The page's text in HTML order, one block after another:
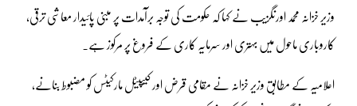
وزیر خزانہ محمد اورنگزیب نے کہا کہ حکومت کی توجہ برآمدات پر مبنی پائیدار معاشی ترقی،
کاروباری ماحول میں بہتری اور سرمایہ کاری کے فروغ پر مرکوز ہے۔
اعلامیہ کے مطابق وزیر خزانہ نے مقامی قرض اور کیپیٹل مارکیٹس کو مضبوط بنانے،